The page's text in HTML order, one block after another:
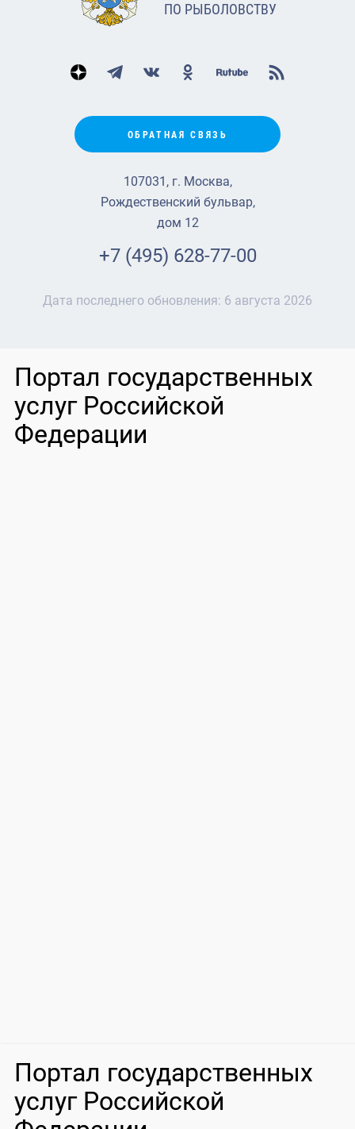
ПО РЫБОЛОВСТВУ
ОБРАТНАЯ СВЯЗЬ
107031, г. Москва,
Рождественский бульвар,
дом 12
+7 (495) 628-77-00
Дата последнего обновления: 6 августа 2026
Портал государственных
услуг Российской
Федерации
Портал государственных
услуг Российской